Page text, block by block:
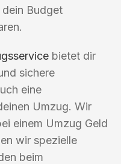
dein Budget
bietet dir
sichere
eine
Umzug. Wir
einem Umzug Geld
wir spezielle
beim